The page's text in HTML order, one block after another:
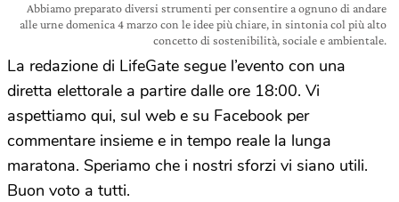
Abbiamo preparato diversi strumenti per consentire a ognuno di andare
alle urne domenica 4 marzo con le idee più chiare, in sintonia col più alto
concetto di sostenibilità, sociale e ambientale.
La redazione di LifeGate segue l’evento con una
diretta elettorale a partire dalle ore 18:00. Vi
aspettiamo qui, sul web e su Facebook per
commentare insieme e in tempo reale la lunga
maratona. Speriamo che i nostri sforzi vi siano utili.
Buon voto a tutti.